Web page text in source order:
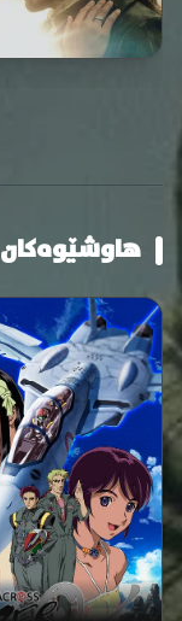
هاوشێوەکان